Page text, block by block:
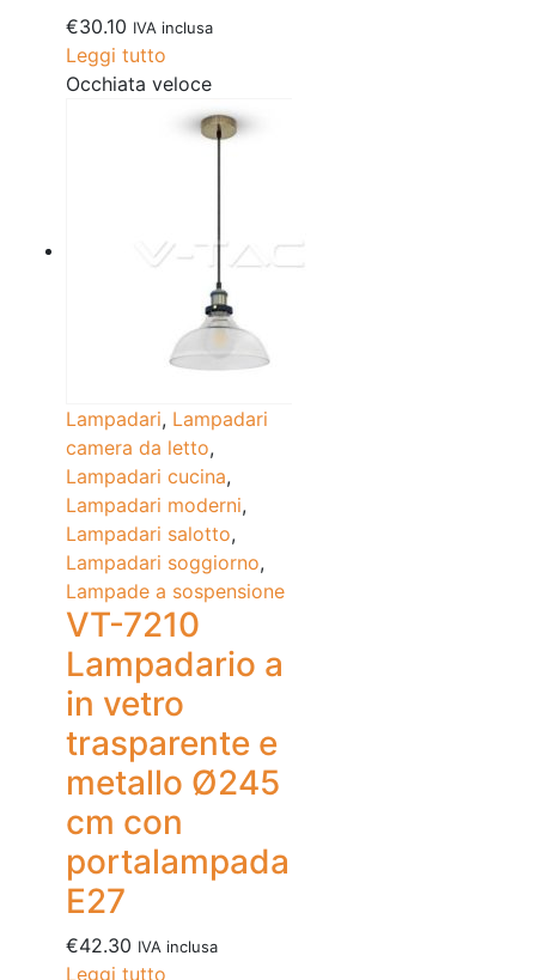
€30.10 IVA inclusa
Leggi tutto
Occhiata veloce
Lampadari, Lampadari
camera da letto,
Lampadari cucina,
Lampadari moderni,
Lampadari salotto,
Lampadari soggiorno,
Lampade a sospensione
VT-7210
Lampadario a
in vetro
trasparente e
metallo Ø245
cm con
portalampada
E27
€42.30 IVA inclusa
Leggi tutto